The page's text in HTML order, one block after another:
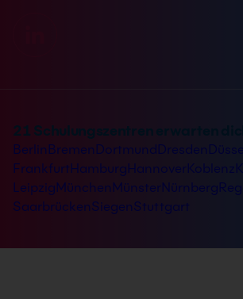
21 Schulungszentren erwarten dich
Berlin Bremen Dortmund
FrankfurtHamburgHannover
LeipzigMünchen Münster
SaarbrückenSiegen Stuttgart